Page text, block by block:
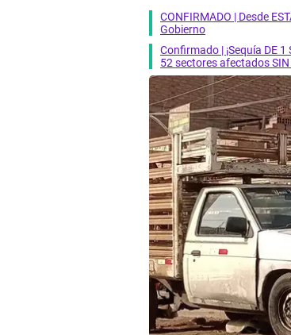
CONFIRMADO | Desde
Gobierno
Confirmado | ¡Sequía DE
52 sectores afectados SIN